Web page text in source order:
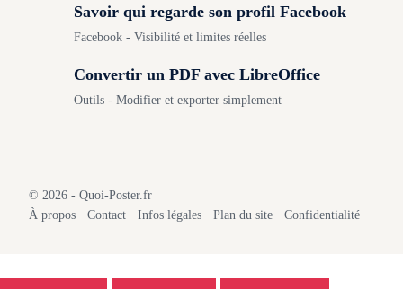
Savoir qui regarde son profil Facebook
Facebook - Visibilité et limites réelles
Convertir un PDF avec LibreOffice
Outils - Modifier et exporter simplement
© 2026 - Quoi-Poster.fr
À propos · Contact · Infos légales · Plan du site · Confidentialité